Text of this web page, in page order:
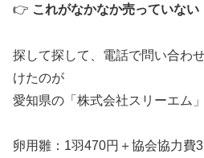
👉 これがなかなか売っていない
探して探して、電話で問い合わ
けたのが
愛知県の「株式会社スリーエム」
卵用雛：1羽470円＋協会協力費3